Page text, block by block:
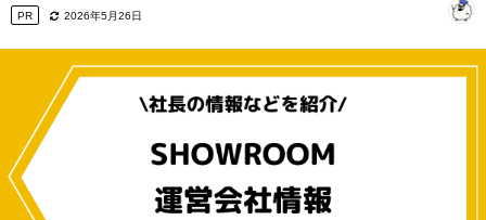
PR 2026年5月26日